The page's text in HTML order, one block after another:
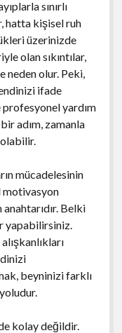
sınırlı
hatta kişisel ruh
üzerinizde
olan sıkıntılar,
neden olur. Peki,
ifade
yardım
adım, zamanla
mücadelesinin
motivasyon
anahtarıdır. Belki
yapabilirsiniz.
beyninizi farklı
kolay değildir.